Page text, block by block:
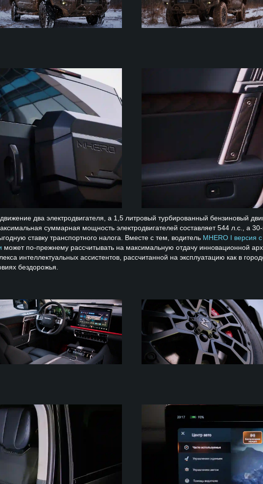
два электродвигателя, а 1,5 литровый турбированный бензиновый
суммарная мощность электродвигателей составляет 544 л.с., а 30-
ставку транспортного налога. Вместе с тем, водитель MHERO I версия
может по-прежнему рассчитывать на максимальную отдачу инновационной
интеллектуальных ассистентов, рассчитанной на эксплуатацию как в
бездорожья.